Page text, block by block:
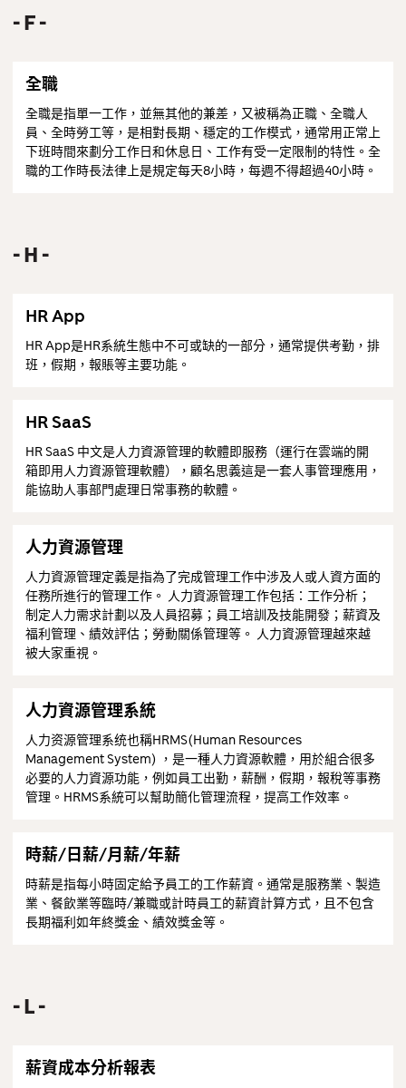
F
全職
全職是指單一工作，並無其他的兼差，又被稱為正職、全職人
員、全時勞工等，是相對長期、穩定的工作模式，通常用正常上
下班時間來劃分工作日和休息日、工作有受一定限制的特性。全
職的工作時長法律上是規定每天8小時，每週不得超過40小時。
H
HR App
HR App是HR系統生態中不可或缺的一部分，通常提供考勤，排
班，假期，報賬等主要功能。
HR SaaS
HR SaaS 中文是人力資源管理的軟體即服務（運行在雲端的開
箱即用人力資源管理軟體），顧名思義這是一套人事管理應用，
能協助人事部門處理日常事務的軟體。
人力資源管理
人力資源管理定義是指為了完成管理工作中涉及人或人資方面的
任務所進行的管理工作。 人力資源管理工作包括：工作分析；
制定人力需求計劃以及人員招募；員工培訓及技能開發；薪資及
福利管理、績效評估；勞動關係管理等。 人力資源管理越來越
被大家重視。
人力資源管理系統
人力资源管理系统也稱HRMS(Human Resources
Management System) ，是一種人力資源軟體，用於組合很多
必要的人力資源功能，例如員工出勤，薪酬，假期，報稅等事務
管理。HRMS系統可以幫助簡化管理流程，提高工作效率。
時薪/日薪/月薪/年薪
時薪是指每小時固定給予員工的工作薪資。通常是服務業、製造
業、餐飲業等臨時/兼職或計時員工的薪資計算方式，且不包含
長期福利如年終獎金、績效獎金等。
L
薪資成本分析報表